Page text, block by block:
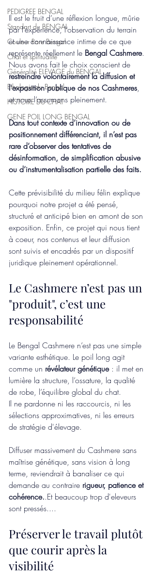
PEDIGREE BENGAL
Standart du BENGAL
Couleur Rare Bengal
Chat et spiritualité
Généralité ELEVAGE du BENGAL
Ethologie du Bengal
HISTOIRE DU CHAT
GENE POIL LONG BENGAL
Il est le fruit d’une réflexion longue, mûrie
par l’expérience, l’observation du terrain
et une connaissance intime de ce que
représente réellement le Bengal Cashmere.
Nous avons fait le choix conscient de
restreindre volontairement la diffusion et
l'exposition publique de nos Cashmeres,
et nous l’assumons pleinement.
Dans tout contexte d’innovation ou de
positionnement différenciant, il n’est pas
rare d’observer des tentatives de
désinformation, de simplification abusive
ou d’instrumentalisation partielle des faits.
Cette prévisibilité du milieu félin explique
pourquoi notre projet a été pensé,
structuré et anticipé bien en amont de son
exposition. Enfin, ce projet qui nous tient
à coeur, nos contenus et leur diffusion
sont suivis et encadrés par un dispositif
juridique pleinement opérationnel.
Le Cashmere n’est pas un
"produit", c’est une
responsabilité
Le Bengal Cashmere n’est pas une simple
variante esthétique. Le poil long agit
comme un révélateur génétique : il met en
lumière la structure, l’ossature, la qualité
de robe, l’équilibre global du chat.
Il ne pardonne ni les raccourcis, ni les
sélections approximatives, ni les erreurs
de stratégie d'élevage.
Diffuser massivement du Cashmere sans
maîtrise génétique, sans vision à long
terme, reviendrait à banaliser ce qui
demande au contraire rigueur, patience et
cohérence..Et beaucoup trop d'eleveurs
sont pressés....
Préserver le travail plutôt
que courir après la
visibilité